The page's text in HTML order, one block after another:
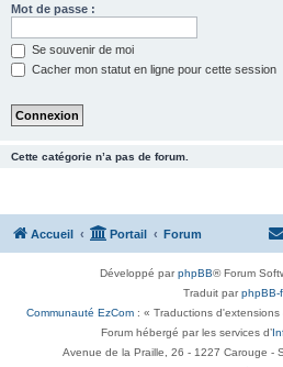
Mot de passe :
Se souvenir de moi
Cacher mon statut en ligne pour cette session
Cette catégorie n’a pas de forum.
Accueil Portail Forum
Développé parphpBB® Forum
Traduit parphpBB-
Communauté EzCom : « Traductions
Forum hébergé par les services d’
Avenue de la Praille, 26 - 1227 Carouge -